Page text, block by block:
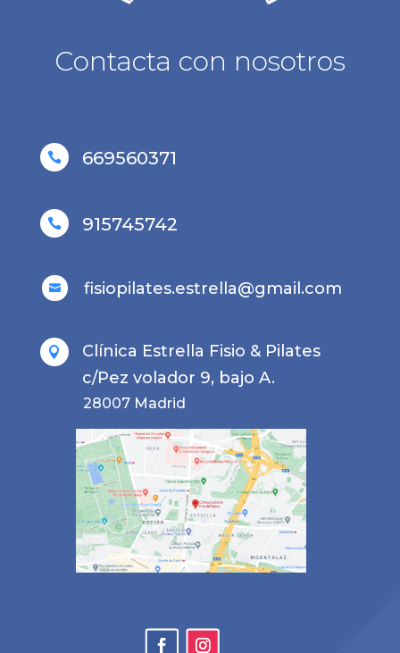
Contacta con nosotros
 669560371
 915745742
 fisiopilates.estrella@gmail.com

Clínica Estrella Fisio & Pilates
c/Pez volador 9, bajo A.
28007 Madrid